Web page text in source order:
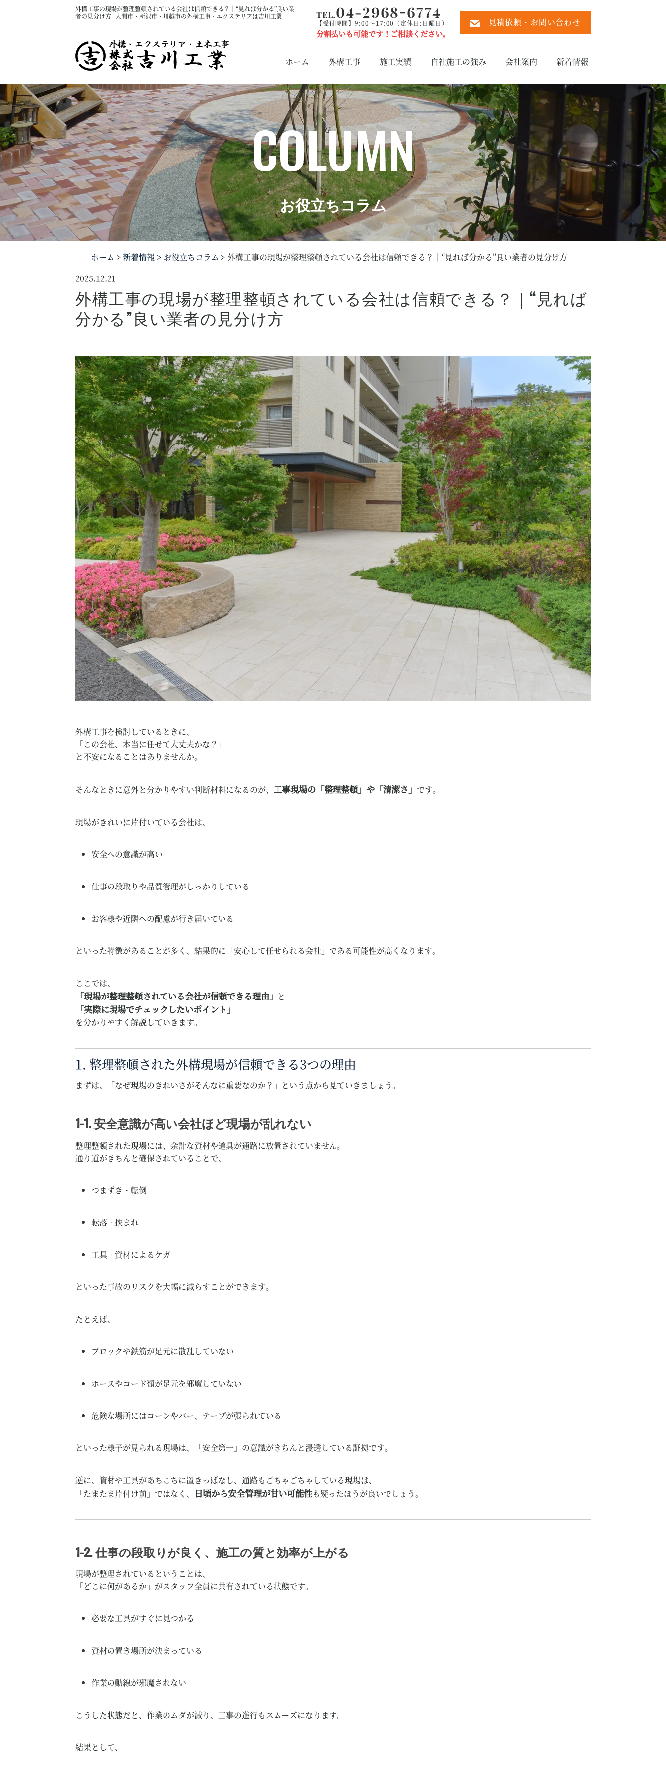
外構工事の現場が整理整頓されている会社は信頼できる？｜“見れば分かる”良い業
者の見分け方 | 入間市・所沢市・川越市の外構工事・エクステリアは吉川工業
【受付時間】9:00～17:00（定休日:日曜日）
分割払いも可能です！ご相談ください。
見積依頼・お問い合わせ
ホーム 外構工事 施工実績 自社施工の強み 会社案内 新着情報
COLUMN
お役立ちコラム
ホーム 新着情報 お役立ちコラム
外構工事の現場が整理整頓されている会社は信頼できる？｜“見れば分かる”良い業者の見分け方
2025.12.21
外構工事の現場が整理整頓されている会社は信頼できる？｜“見れば
分かる”良い業者の見分け方
外構工事を検討しているときに、
「この会社、本当に任せて大丈夫かな？」
と不安になることはありませんか。
そんなときに意外と分かりやすい判断材料になるのが、 工事現場の「整理整頓」や「清潔さ」 です。
現場がきれいに片付いている会社は、
安全への意識が高い
仕事の段取りや品質管理がしっかりしている
お客様や近隣への配慮が行き届いている
といった特徴があることが多く、結果的に「安心して任せられる会社」である可能性が高くなります。
ここでは、
「現場が整理整頓されている会社が信頼できる理由」 と
「実際に現場でチェックしたいポイント」
を分かりやすく解説していきます。
1. 整理整頓された外構現場が信頼できる3つの理由
まずは、「なぜ現場のきれいさがそんなに重要なのか？」という点から見ていきましょう。
1-1. 安全意識が高い会社ほど現場が乱れない
整理整頓された現場には、余計な資材や道具が通路に放置されていません。
通り道がきちんと確保されていることで、
つまずき・転倒
転落・挟まれ
工具・資材によるケガ
といった事故のリスクを大幅に減らすことができます。
たとえば、
ブロックや鉄筋が足元に散乱していない
ホースやコード類が足元を邪魔していない
危険な場所にはコーンやバー、テープが張られている
といった様子が見られる現場は、「安全第一」の意識がきちんと浸透している証拠です。
逆に、資材や工具があちこちに置きっぱなし、通路もごちゃごちゃしている現場は、
「たまたま片付け前」ではなく、
日頃から安全管理が甘い可能性も疑ったほうが良いでしょう。
1-2. 仕事の段取りが良く、施工の質と効率が上がる
現場が整理されているということは、
「どこに何があるか」がスタッフ全員に共有されている状態です。
必要な工具がすぐに見つかる
資材の置き場所が決まっている
作業の動線が邪魔されない
こうした状態だと、作業のムダが減り、工事の進行もスムーズになります。
結果として、